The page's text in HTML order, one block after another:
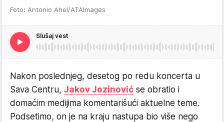
Foto: Antonio Ahel/ATAImages
Slušaj vest
Nakon poslednjeg, desetog po redu koncerta u
Sava Centru, Jakov Jozinović se obratio i
domaćim medijima komentarišući aktuelne teme.
Podsetimo, on je na kraju nastupa bio više nego